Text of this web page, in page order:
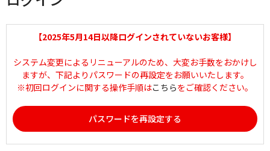
【2025年5月14日以降ログインされていないお客様】
システム変更によるリニューアルのため、大変お手数をおかけし
ますが、下記よりパスワードの再設定をお願いいたします。
※初回ログインに関する操作手順はこちらをご確認ください。
パスワードを再設定する